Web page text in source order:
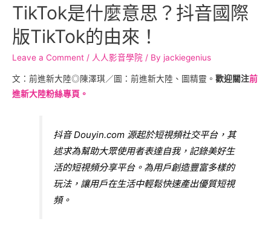
TikTok是什麼意思？抖音國際
版TikTok的由來！
Leave a Comment / 人人影音學院 / By jackiegenius
文：前進新大陸◎陳澤琪／圖：前進新大陸、圖精靈。 歡迎關注前
進新大陸粉絲專頁。
抖音 Douyin.com 源起於短視頻社交平台，其
述求為幫助大眾使用者表達自我，記錄美好生
活的短視頻分享平台。為用戶創造豐富多樣的
玩法，讓用戶在生活中輕鬆快速產出優質短視
頻。